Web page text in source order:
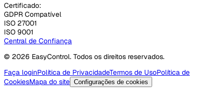
Certificado:
GDPR Compatível
ISO 27001
ISO 9001
Central de Confiança
© 2026 EasyControl. Todos os direitos reservados.
Faça loginPolítica de PrivacidadeTermos de UsoPolítica de
CookiesMapa do site Configurações de cookies